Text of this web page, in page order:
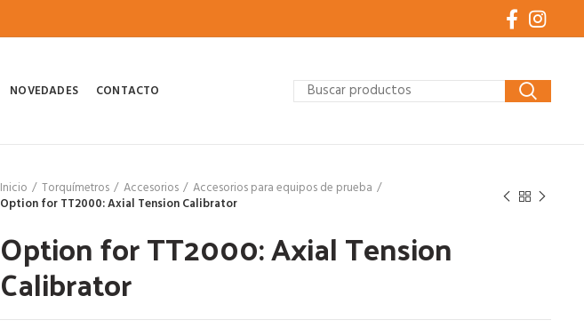
NOVEDADES CONTACTO
Inicio Torquímetros Accesorios
Accesorios para equipos de prueba
Option for TT2000: Axial Tension Calibrator
Option for TT2000: Axial Tension
Calibrator